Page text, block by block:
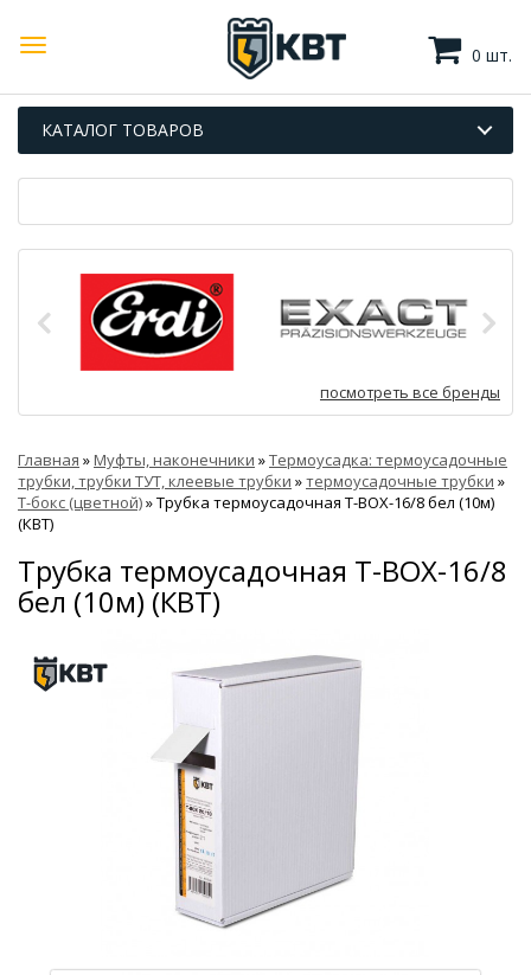
0 шт.
КАТАЛОГ ТОВАРОВ
посмотреть все бренды
Главная »Муфты, наконечники »Термоусадка: термоусадочные
трубки, трубки ТУТ, клеевые трубки »термоусадочные трубки »
Т-бокс (цветной)»Трубка термоусадочная Т-BOX-16/8 бел (10м)
(КВТ)
Трубка термоусадочная Т-BOX-16/8
бел (10м) (КВТ)